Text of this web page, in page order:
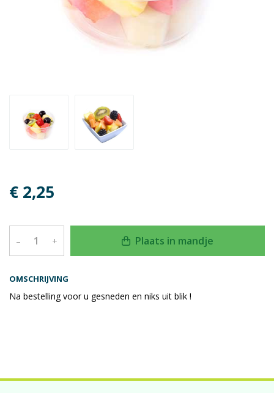
OMSCHRIJVING
Na bestelling voor u gesneden en niks uit blik !
€ 2,25
– + Plaats in mandje